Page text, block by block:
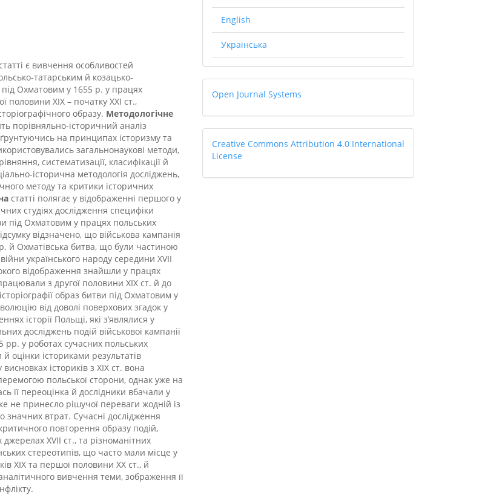
є вивчення особливостей
татарським й козацько-
Охматовим у 1655 р. у працях
половини ХІХ – початку ХХІ ст.,
образу. Методологічне
порівняльно-історичний аналіз
ґрунтуючись на принципах історизму та
загальнонаукові методи,
систематизації, класифікації й
історична методологія досліджень,
методу та критики історичних
статті полягає у відображенні першого у
студіях дослідження специфіки
під Охматовим у працях польських
відзначено, що військова кампанія
й Охматівська битва, що були частиною
українського народу середини XVII
відображення знайшли у працях
з другої половини ХІХ ст. й до
образ битви під Охматовим у
від доволі поверхових згадок у
історії Польщі, які з’являлися у
досліджень подій військової кампанії
рр. у роботах сучасних польських
оцінки істориками результатів
істориків з ХІХ ст. вона
польської сторони, однак уже на
її переоцінка й дослідники вбачали у
не принесло рішучої переваги жодній із
значних втрат. Сучасні дослідження
повторення образу подій,
джерелах XVII ст., та різноманітних
стереотипів, що часто мали місце у
ХІХ та першої половини ХХ ст., й
вивчення теми, зображення її
English
Українська
Open
Journal
Systems
Open Journal Systems
Creative
Creative Commons Attribution 4.0 International
License